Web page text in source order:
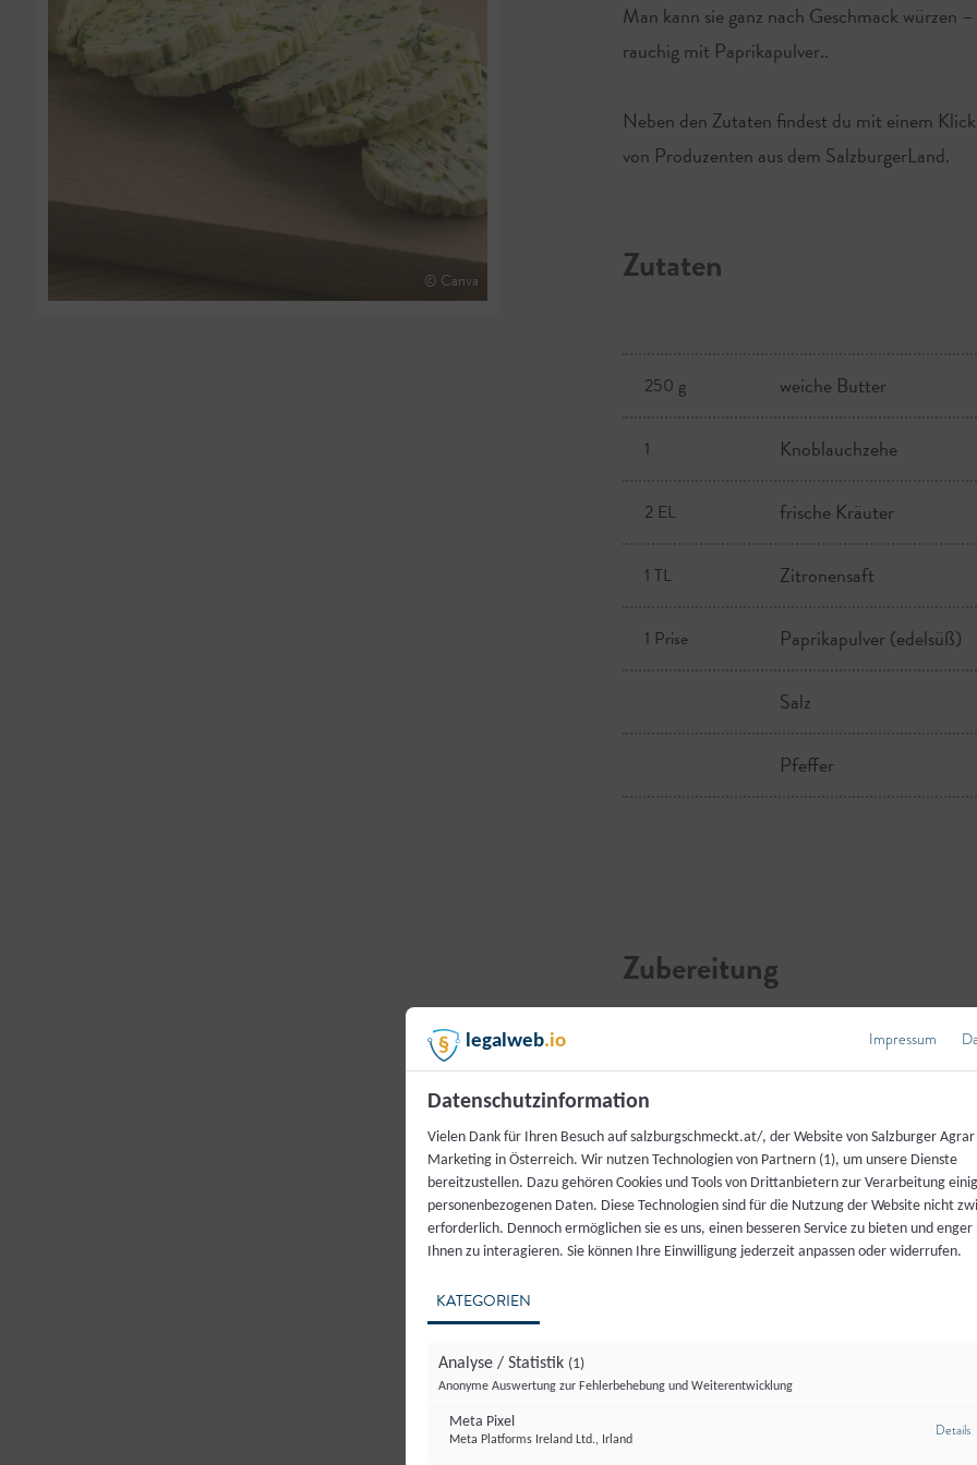
© Canva
Man kann sie ganz nach Geschmack
rauchig mit Paprikapulver..
Neben den Zutaten findest du mit einem
von Produzenten aus dem SalzburgerLand.
Zutaten
250 g weiche Butter
1 Knoblauchzehe
2 EL frische Kräuter
1 TL Zitronensaft
1 Prise Paprikapulver (edelsüß)
Salz
Pfeffer
Zubereitung
Die Butter rechtzeitig aus dem
2.
Kräuter fein hacken und
Paprikapulver, Salz und Pfeffer
Alles mit einer Gabel oder einem
4.
Die Kräuterbutter abschmecken.
Knoblauch, Chili oder
legalweb.io Impressum
Datenschutzinformation
Vielen Dank für Ihren Besuch auf salzburgschmeckt.at/, der Website von Salzburger Agrar
Marketing in Österreich. Wir nutzen Technologien von Partnern (1), um unsere Dienste
bereitzustellen. Dazu gehören Cookies und Tools von Drittanbietern zur Verarbeitung
personenbezogenen Daten. Diese Technologien sind für die Nutzung der Website nicht
erforderlich. Dennoch ermöglichen sie es uns, einen besseren Service zu bieten und
Ihnen zu interagieren. Sie können Ihre Einwilligung jederzeit anpassen oder widerrufen.
KATEGORIEN
Analyse / Statistik (1)
Anonyme Auswertung zur Fehlerbehebung und Weiterentwicklung
Meta Pixel
Meta Platforms Ireland Ltd., Irland
Details